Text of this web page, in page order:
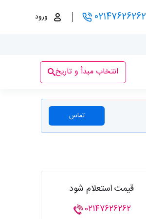
02147626262 ورود
انتخاب مبدأ و تاریخ
تماس
قیمت استعلام شود
02147626262